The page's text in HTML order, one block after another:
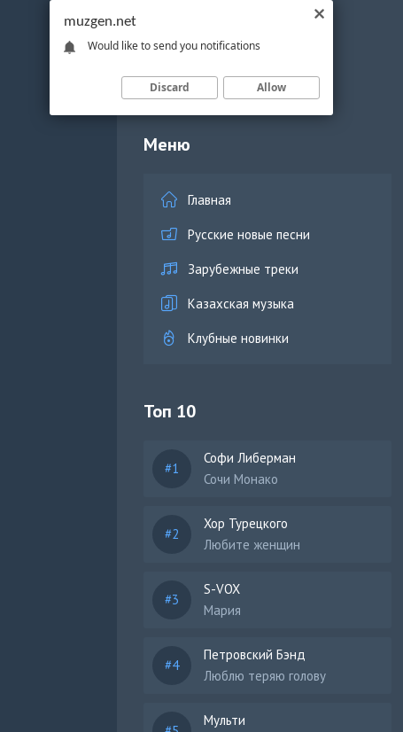
Меню
Главная
Русские новые песни
Зарубежные треки
Казахская музыка
Клубные новинки
Топ 10
Софи Либерман
Сочи Монако
Хор Турецкого
Любите женщин
S-VOX
Мария
Петровский Бэнд
Люблю теряю голову
Мульти
muzgen.net
Would like to send you notifications
Discard Allow